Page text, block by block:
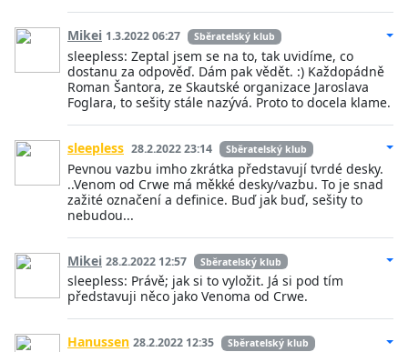
Mikei 1.3.2022 06:27 Sběratelský klub
sleepless: Zeptal jsem se na to, tak uvidíme, co
dostanu za odpověď. Dám pak vědět. :) Každopádně
Roman Šantora, ze Skautské organizace Jaroslava
Foglara, to sešity stále nazývá. Proto to docela klame.
sleepless 28.2.2022 23:14 Sběratelský klub
Pevnou vazbu imho zkrátka představují tvrdé desky.
..Venom od Crwe má měkké desky/vazbu. To je snad
zažité označení a definice. Buď jak buď, sešity to
nebudou...
Mikei 28.2.2022 12:57 Sběratelský klub
sleepless: Právě; jak si to vyložit. Já si pod tím
představuji něco jako Venoma od Crwe.
Hanussen 28.2.2022 12:35 Sběratelský klub